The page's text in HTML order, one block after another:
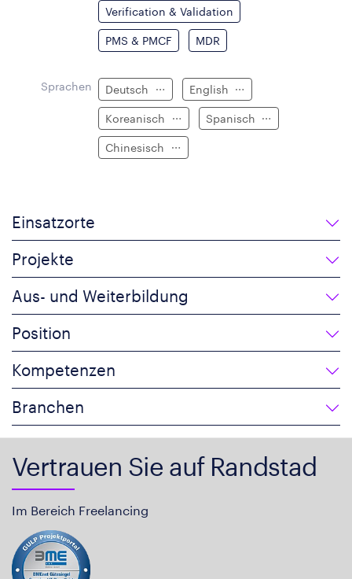
Verification & Validation
PMS & PMCF MDR
Sprachen Deutsch English
Koreanisch Spanisch
Chinesisch
Einsatzorte
Projekte
Aus- und Weiterbildung
Position
Kompetenzen
Branchen
Vertrauen Sie auf Randstad
Im Bereich Freelancing